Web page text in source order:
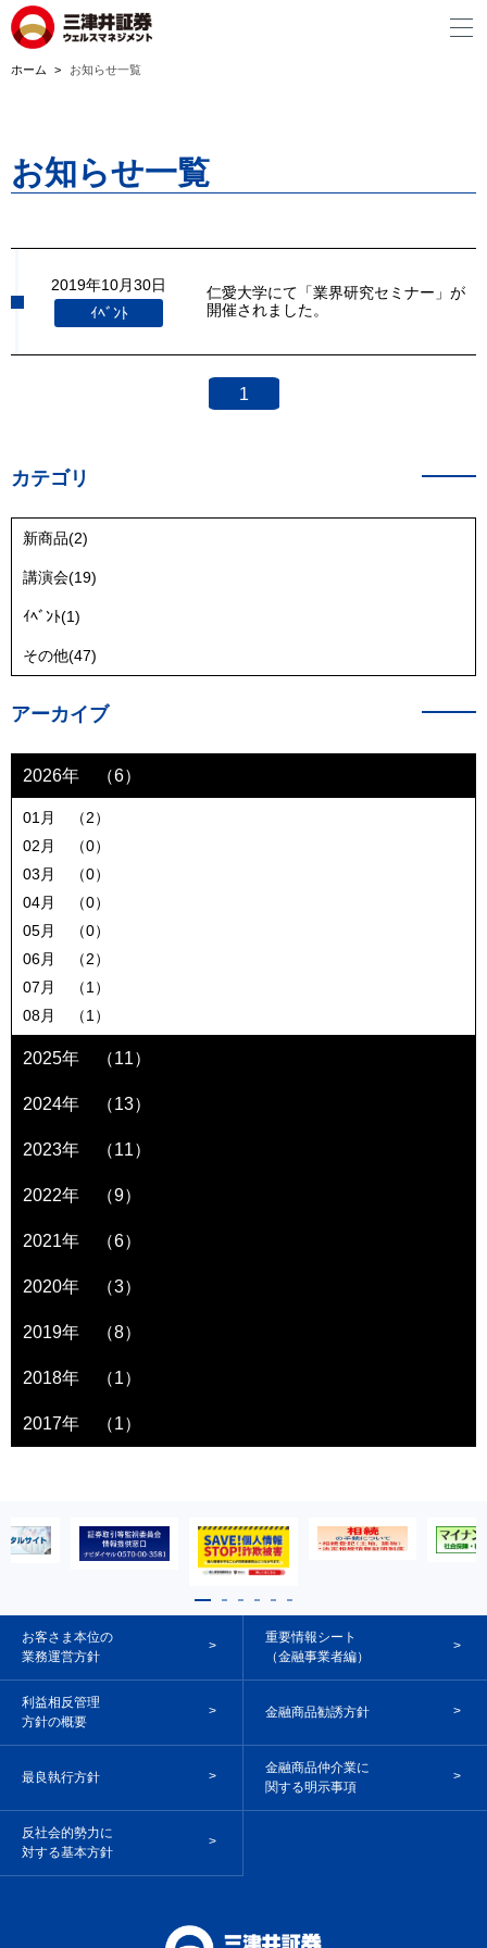
ホーム お知らせ一覧
お知らせ一覧
2019年10月30日
ｲﾍﾞﾝﾄ
仁愛大学にて「業界研究セミナー」が
開催されました。
1
カテゴリ
新商品(2)
講演会(19)
ｲﾍﾞﾝﾄ(1)
その他(47)
アーカイブ
2026年 （6）
01月 （2）
02月 （0）
03月 （0）
04月 （0）
05月 （0）
06月 （2）
07月 （1）
08月 （1）
2025年 （11）
2024年 （13）
2023年 （11）
2022年 （9）
2021年 （6）
2020年 （3）
2019年 （8）
2018年 （1）
2017年 （1）
お客さま本位の
業務運営方針
重要情報シート
（金融事業者編）
利益相反管理
方針の概要
金融商品勧誘方針
最良執行方針
金融商品仲介業に
関する明示事項
反社会的勢力に
対する基本方針